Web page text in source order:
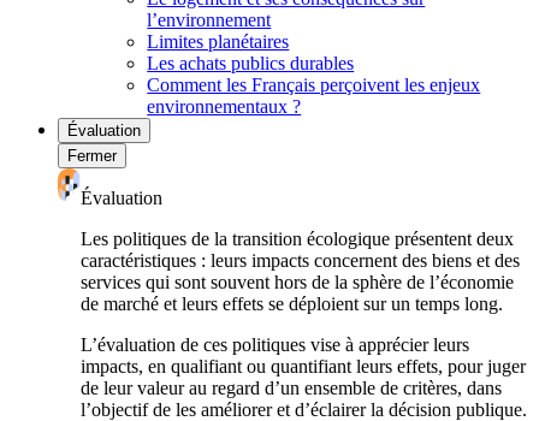
l’environnement
Limites planétaires
Les achats publics durables
Comment les Français perçoivent les enjeux
environnementaux ?
Évaluation
Fermer
Évaluation
Les politiques de la transition écologique présentent deux
caractéristiques : leurs impacts concernent des biens et des
services qui sont souvent hors de la sphère de l’économie
de marché et leurs effets se déploient sur un temps long.
L’évaluation de ces politiques vise à apprécier leurs
impacts, en qualifiant ou quantifiant leurs effets, pour juger
de leur valeur au regard d’un ensemble de critères, dans
l’objectif de les améliorer et d’éclairer la décision publique.